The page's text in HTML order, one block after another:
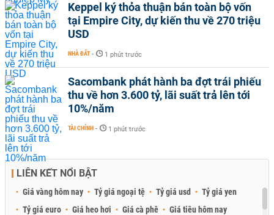
Keppel ký thỏa thuận bán toàn bộ vốn
tại Empire City, dự kiến thu về 270 triệu
USD
NHÀ ĐẤT - 1 phút trước
Sacombank phát hành ba đợt trái phiếu
thu về hơn 3.600 tỷ, lãi suất trả lên tới
10%/năm
TÀI CHÍNH - 1 phút trước
LIÊN KẾT NỔI BẬT
Giá vàng hôm nay Tỷ giá ngoại tệ Tỷ giá usd
Tỷ giá yen
Tỷ giá euro
Giá heo hơi Giá cà phê
Giá tiêu hôm nay